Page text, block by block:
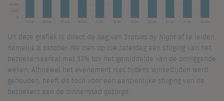
Uit deze grafiek is direct de dag van Statues by Night af te leiden,
namelijk 8 oktober. We zien op die zaterdag een stijging van het
bezoekersaantal met 33% tov het gemiddelde van de omliggende
weken. Alhoewel het evenement niet tijdens winkeltijden werd
gehouden, heeft dit toch voor een aanzienlijke stijging van de
bezoekers aan de binnenstad gezorgd.